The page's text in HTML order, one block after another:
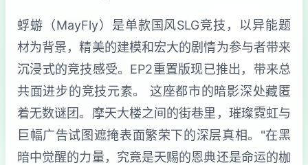
蜉蝣（MayFly）是单款国风SLG竞技，以异能题
材为背景，精美的建模和宏大的剧情为参与者带来
沉浸式的竞技感受。EP2重置版现已推出，带来总
共面进步的竞技元素。 这座都市的暗影深处藏匿
着无数谜团。摩天大楼之间的街巷里，璀璨霓虹与
巨幅广告试图遮掩表面繁荣下的深层真相。"在黑
暗中觉醒的力量，究竟是天赐的恩典还是命运的枷